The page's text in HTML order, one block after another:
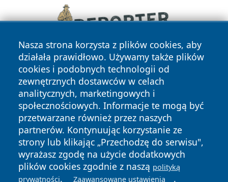
Nasza strona korzysta z plików cookies, aby
działała prawidłowo. Używamy także plików
cookies i podobnych technologii od
zewnętrznych dostawców w celach
analitycznych, marketingowych i
społecznościowych. Informacje te mogą być
przetwarzane również przez naszych
partnerów. Kontynuując korzystanie ze
strony lub klikając „Przechodzę do serwisu",
wyrażasz zgodę na użycie dodatkowych
plików cookies zgodnie z naszą polityką
prywatności. Zaawansowane ustawienia .
Copyright © 2026 raciborski24.pl Wszystkie prawa
zastrzeżone.
Polityka
Polityka